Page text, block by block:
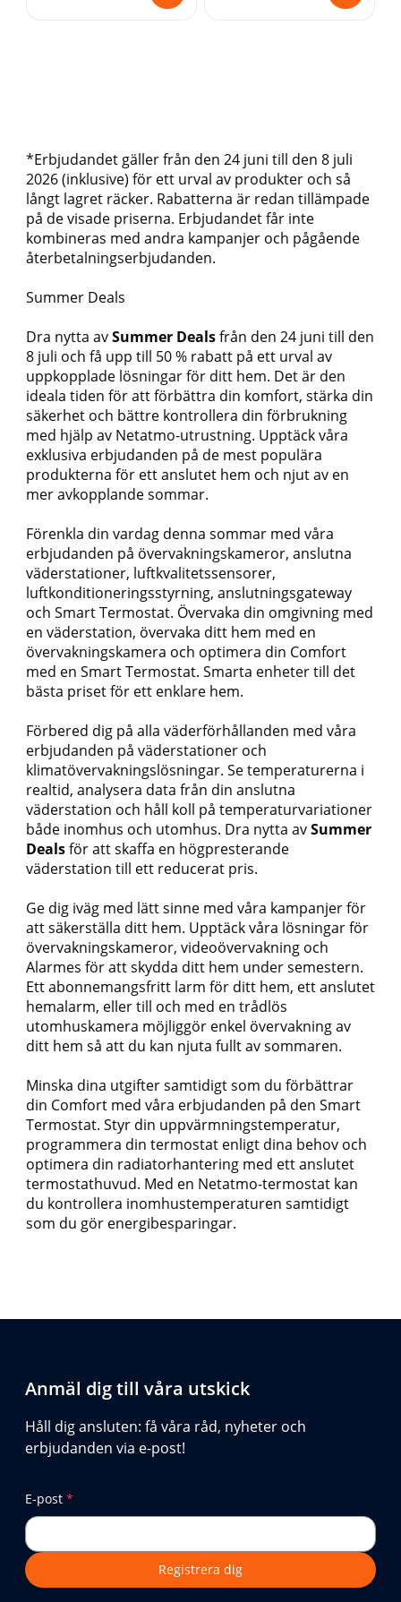
*Erbjudandet gäller från den 24 juni till den 8 juli
2026 (inklusive) för ett urval av produkter och så
långt lagret räcker. Rabatterna är redan tillämpade
på de visade priserna. Erbjudandet får inte
kombineras med andra kampanjer och pågående
återbetalningserbjudanden.
Summer Deals
Dra nytta avSummer Dealsfrån den 24 juni till den
8 juli och få upp till 50 % rabatt på ett urval av
uppkopplade lösningar för ditt hem. Det är den
ideala tiden för att förbättra din komfort, stärka din
säkerhet och bättre kontrollera din förbrukning
med hjälp av Netatmo-utrustning. Upptäck våra
exklusiva erbjudanden på de mest populära
produkterna för ett anslutet hem och njut av en
mer avkopplande sommar.
Förenkla din vardag denna sommar med våra
erbjudanden på övervakningskameror, anslutna
väderstationer, luftkvalitetssensorer,
luftkonditioneringsstyrning, anslutningsgateway
och Smart Termostat. Övervaka din omgivning med
en väderstation, övervaka ditt hem med en
övervakningskamera och optimera din Comfort
med en Smart Termostat. Smarta enheter till det
bästa priset för ett enklare hem.
Förbered dig på alla väderförhållanden med våra
erbjudanden på väderstationer och
klimatövervakningslösningar. Se temperaturerna i
realtid, analysera data från din anslutna
väderstation och håll koll på temperaturvariationer
både inomhus och utomhus. Dra nytta avSummer
Dealsför att skaffa en högpresterande
väderstation till ett reducerat pris.
Ge dig iväg med lätt sinne med våra kampanjer för
att säkerställa ditt hem. Upptäck våra lösningar för
övervakningskameror, videoövervakning och
Alarmes för att skydda ditt hem under semestern.
Ett abonnemangsfritt larm för ditt hem, ett anslutet
hemalarm, eller till och med en trådlös
utomhuskamera möjliggör enkel övervakning av
ditt hem så att du kan njuta fullt av sommaren.
Minska dina utgifter samtidigt som du förbättrar
din Comfort med våra erbjudanden på den Smart
Termostat. Styr din uppvärmningstemperatur,
programmera din termostat enligt dina behov och
optimera din radiatorhantering med ett anslutet
termostathuvud. Med en Netatmo-termostat kan
du kontrollera inomhustemperaturen samtidigt
som du gör energibesparingar.
Anmäl dig till våra utskick
Håll dig ansluten: få våra råd, nyheter och
erbjudanden via e-post!
E-post *
Registrera dig